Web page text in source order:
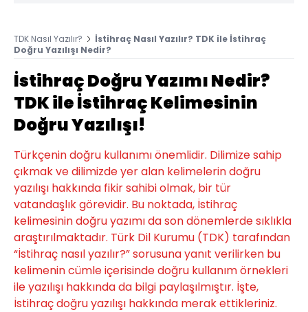
TDK Nasıl Yazılır?
İstihraç Nasıl Yazılır? TDK ile İstihraç
Doğru Yazılışı Nedir?
İstihraç Doğru Yazımı Nedir?
TDK ile İstihraç Kelimesinin
Doğru Yazılışı!
Türkçenin doğru kullanımı önemlidir. Dilimize sahip
çıkmak ve dilimizde yer alan kelimelerin doğru
yazılışı hakkında fikir sahibi olmak, bir tür
vatandaşlık görevidir. Bu noktada, İstihraç
kelimesinin doğru yazımı da son dönemlerde sıklıkla
araştırılmaktadır. Türk Dil Kurumu (TDK) tarafından
“İstihraç nasıl yazılır?” sorusuna yanıt verilirken bu
kelimenin cümle içerisinde doğru kullanım örnekleri
ile yazılışı hakkında da bilgi paylaşılmıştır. İşte,
İstihraç doğru yazılışı hakkında merak ettikleriniz.